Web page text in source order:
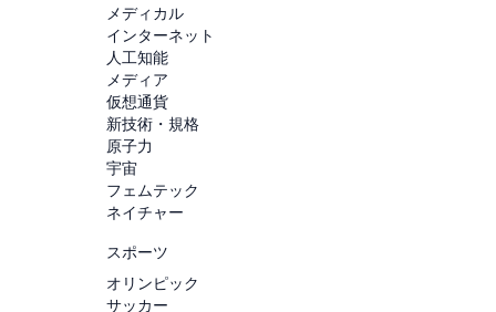
メディカル
インターネット
人工知能
メディア
仮想通貨
新技術・規格
原子力
宇宙
フェムテック
ネイチャー
スポーツ
オリンピック
サッカー